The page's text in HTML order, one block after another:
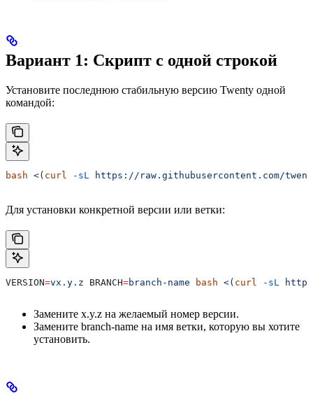
Вариант 1: Скрипт с одной строкой
Установите последнюю стабильную версию Twenty одной
командой:
bash <( curl -sL https://raw.githubusercontent.com/
Для установки конкретной версии или ветки:
VERSION=vx.y.z BRANCH=branch-name bash <( curl -sL
Замените x.y.z на желаемый номер версии.
Замените branch-name на имя ветки, которую вы хотите
установить.